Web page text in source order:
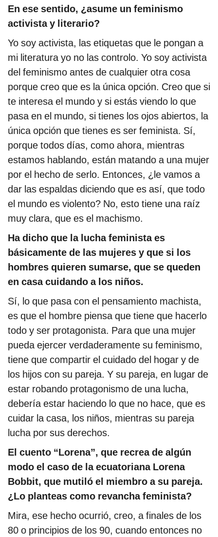
En ese sentido, ¿asume un feminismo
activista y literario?
Yo soy activista, las etiquetas que le pongan a
mi literatura yo no las controlo. Yo soy activista
del feminismo antes de cualquier otra cosa
porque creo que es la única opción. Creo que si
te interesa el mundo y si estás viendo lo que
pasa en el mundo, si tienes los ojos abiertos, la
única opción que tienes es ser feminista. Sí,
porque todos días, como ahora, mientras
estamos hablando, están matando a una mujer
por el hecho de serlo. Entonces, ¿le vamos a
dar las espaldas diciendo que es así, que todo
el mundo es violento? No, esto tiene una raíz
muy clara, que es el machismo.
Ha dicho que la lucha feminista es
básicamente de las mujeres y que si los
hombres quieren sumarse, que se queden
en casa cuidando a los niños.
Sí, lo que pasa con el pensamiento machista,
es que el hombre piensa que tiene que hacerlo
todo y ser protagonista. Para que una mujer
pueda ejercer verdaderamente su feminismo,
tiene que compartir el cuidado del hogar y de
los hijos con su pareja. Y su pareja, en lugar de
estar robando protagonismo de una lucha,
debería estar haciendo lo que no hace, que es
cuidar la casa, los niños, mientras su pareja
lucha por sus derechos.
El cuento “Lorena”, que recrea de algún
modo el caso de la ecuatoriana Lorena
Bobbit, que mutiló el miembro a su pareja.
¿Lo planteas como revancha feminista?
Mira, ese hecho ocurrió, creo, a finales de los
80 o principios de los 90, cuando entonces no